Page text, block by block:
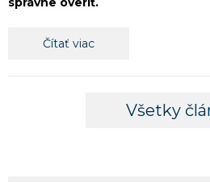
Čítať viac
Všetky